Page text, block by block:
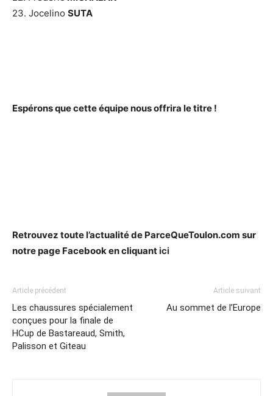
23. Jocelino SUTA
Espérons que cette équipe nous offrira le titre !
Retrouvez toute l’actualité de ParceQueToulon.com sur
notre page Facebook en cliquant ici
Article précédent
Les chaussures spécialement
conçues pour la finale de
HCup de Bastareaud, Smith,
Palisson et Giteau
Article suivant
Au sommet de l’Europe